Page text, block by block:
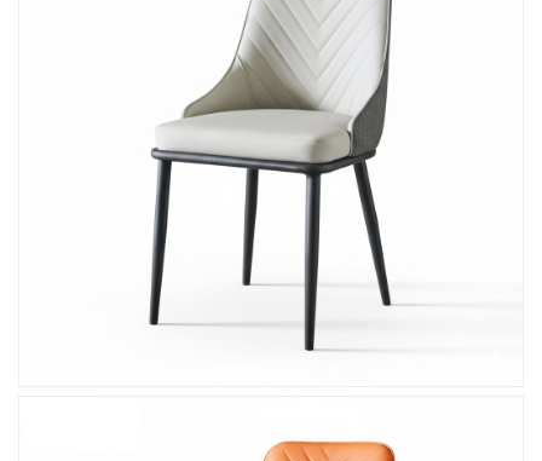
Ghế Ăn nhập khẩu ELLA - Mã SP: GNK05
Liên hệ